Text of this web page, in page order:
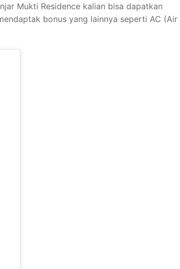
Mukti Residence kalian bisa dapatkan
bonus yang lainnya seperti AC (Air